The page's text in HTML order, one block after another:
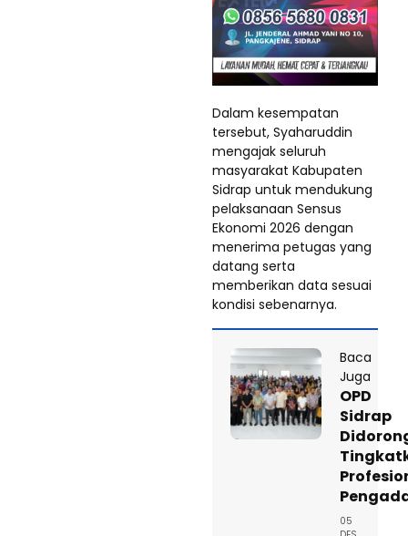
Dalam kesempatan
tersebut, Syaharuddin
mengajak seluruh
masyarakat Kabupaten
Sidrap untuk mendukung
pelaksanaan Sensus
Ekonomi 2026 dengan
menerima petugas yang
datang serta
memberikan data sesuai
kondisi sebenarnya.
Baca
Juga
OPD
Sidrap
05